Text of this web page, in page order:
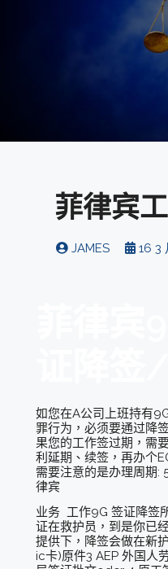
菲律宾
JAMES 16 3
如您在A公司上班持有
罪行为，必须要通过降
果您的工作签过期，需
利延期、续签，再办个
需要注意的是办理周期:
律宾
业务 工作9G 签证降签
证在救护员，到是你已
提供下，降签会做在新
ic卡)原件3 AEP 外国人